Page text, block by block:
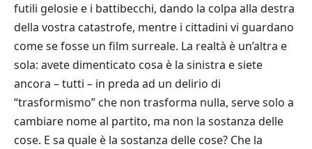
futili gelosie e i battibecchi, dando la colpa alla destra
della vostra catastrofe, mentre i cittadini vi guardano
come se fosse un film surreale. La realtà è un’altra e
sola: avete dimenticato cosa è la sinistra e siete
ancora – tutti – in preda ad un delirio di
“trasformismo” che non trasforma nulla, serve solo a
cambiare nome al partito, ma non la sostanza delle
cose. E sa quale è la sostanza delle cose? Che la